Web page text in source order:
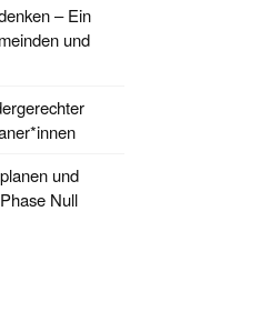
– Ein
und
und
Null